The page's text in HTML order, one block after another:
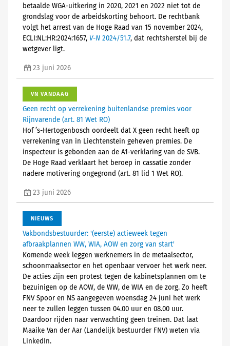
betaalde WGA-uitkering in 2020, 2021 en 2022 niet tot de
grondslag voor de arbeidskorting behoort. De rechtbank
volgt het arrest van de Hoge Raad van 15 november 2024,
ECLI:NL:HR:2024:1657, V-N 2024/51.7, dat rechtsherstel bij de
wetgever ligt.
23 juni 2026
VN VANDAAG
Geen recht op verrekening buitenlandse premies voor
Rijnvarende (art. 81 Wet RO)
Hof ’s-Hertogenbosch oordeelt dat X geen recht heeft op
verrekening van in Liechtenstein geheven premies. De
inspecteur is gebonden aan de A1-verklaring van de SVB.
De Hoge Raad verklaart het beroep in cassatie zonder
nadere motivering ongegrond (art. 81 lid 1 Wet RO).
23 juni 2026
NIEUWS
Vakbondsbestuurder: '(eerste) actieweek tegen
afbraakplannen WW, WIA, AOW en zorg van start'
Komende week leggen werknemers in de metaalsector,
schoonmaaksector en het openbaar vervoer het werk neer.
De acties zijn een protest tegen de kabinetsplannen om te
bezuinigen op de AOW, de WW, de WIA en de zorg. Zo heeft
FNV Spoor en NS aangegeven woensdag 24 juni het werk
neer te zullen leggen tussen 04.00 uur en 08.00 uur.
Daardoor rijden naar verwachting geen treinen. Dat laat
Maaike Van der Aar (Landelijk bestuurder FNV) weten via
LinkedIn.